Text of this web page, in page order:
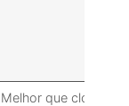
Melhor que clones: